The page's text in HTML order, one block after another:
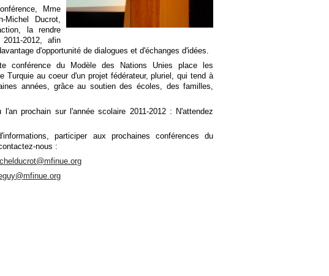
Mme
Ducrot,
la rendre
2012, afin
d'opportunité de dialogues et d'échanges d'idées.
conférence du Modèle des Nations Unies place les
Turquie au coeur d'un projet fédérateur, pluriel, qui tend à
années, grâce au soutien des écoles, des familles,
l'an prochain sur l'année scolaire 2011-2012 : N'attendez
participer aux prochaines conférences du
nous :